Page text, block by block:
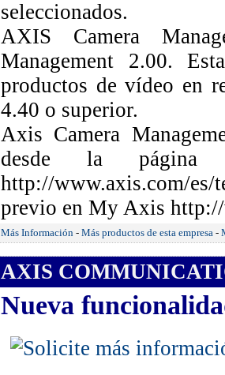
seleccionados.
AXIS Camera
Management 2.00.
productos de vídeo en
4.40 o superior.
Axis Camera
desde la
http://www.axis.com/
previo en My Axis
Más Información - Más productos de esta empresa -
AXIS
Nueva